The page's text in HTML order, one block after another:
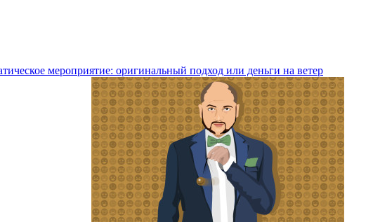
мероприятие: оригинальный подход или деньги на ветер